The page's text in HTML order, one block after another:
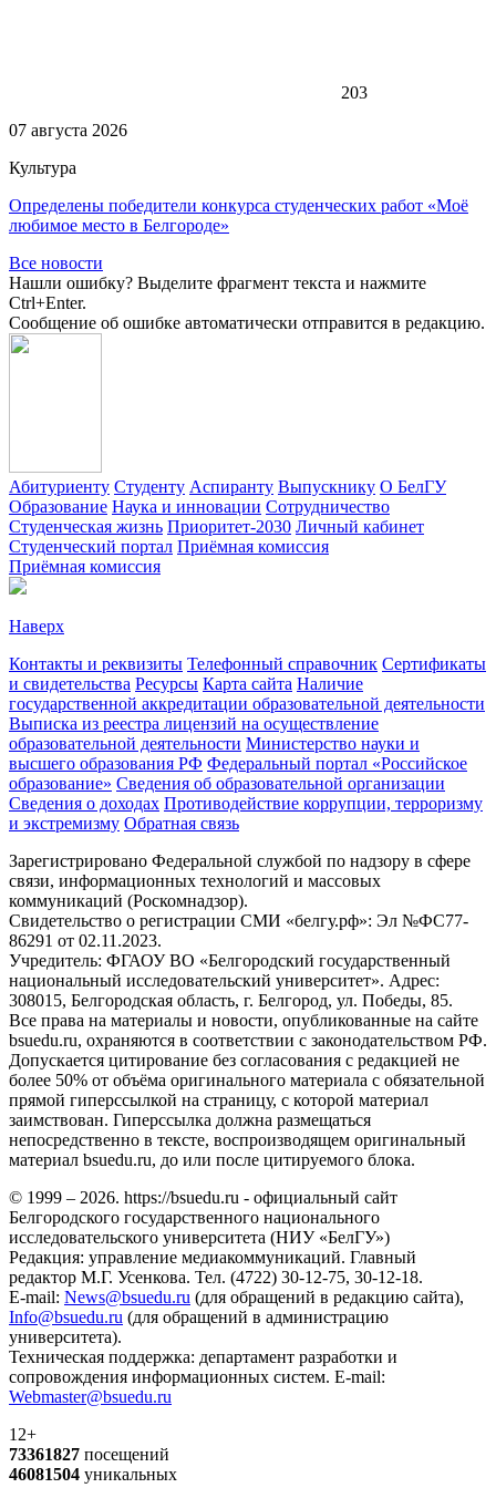
203
07 августа 2026
Культура
Определены победители конкурса студенческих работ «Моё
любимое место в Белгороде»
Все новости
Нашли ошибку? Выделите фрагмент текста и нажмите
Ctrl+Enter.
Сообщение об ошибке автоматически отправится в редакцию.
Абитуриенту Студенту Аспиранту Выпускнику О БелГУ
Образование Наука и инновации Сотрудничество
Студенческая жизнь Приоритет-2030 Личный кабинет
Студенческий портал Приёмная комиссия
Приёмная комиссия
Наверх
Контакты и реквизиты Телефонный справочник Сертификаты
и свидетельства Ресурсы Карта сайта Наличие
государственной аккредитации образовательной деятельности
Выписка из реестра лицензий на осуществление
образовательной деятельности Министерствo науки и
высшего образования РФ Федеральный портал «Российское
образование» Сведения об образовательной организации
Сведения о доходах Противодействие коррупции, терроризму
и экстремизму Обратная связь
Зарегистрировано Федеральной службой по надзору в сфере
связи, информационных технологий и массовых
коммуникаций (Роскомнадзор).
Свидетельство о регистрации СМИ «белгу.рф»: Эл №ФС77-
86291 от 02.11.2023.
Учредитель: ФГАОУ ВО «Белгородский государственный
национальный исследовательский университет». Адрес:
308015, Белгородская область, г. Белгород, ул. Победы, 85.
Все права на материалы и новости, опубликованные на сайте
bsuedu.ru, охраняются в соответствии с законодательством РФ.
Допускается цитирование без согласования с редакцией не
более 50% от объёма оригинального материала с обязательной
прямой гиперссылкой на страницу, с которой материал
заимствован. Гиперссылка должна размещаться
непосредственно в тексте, воспроизводящем оригинальный
материал bsuedu.ru, до или после цитируемого блока.
© 1999 – 2026. https://bsuedu.ru - официальный сайт
Белгородского государственного национального
исследовательского университета (НИУ «БелГУ»)
Редакция: управление медиакоммуникаций. Главный
редактор М.Г. Усенкова. Тел. (4722) 30-12-75, 30-12-18.
E-mail: News@bsuedu.ru (для обращений в редакцию сайта),
Info@bsuedu.ru (для обращений в администрацию
университета).
Техническая поддержка: департамент разработки и
сопровождения информационных систем. E-mail:
Webmaster@bsuedu.ru
12+
73361827 посещений
46081504 уникальных